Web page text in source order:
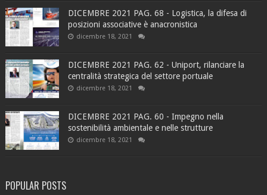
DICEMBRE 2021 PAG. 68 - Logistica, la difesa di
posizioni associative è anacronistica
dicembre 18, 2021
DICEMBRE 2021 PAG. 62 - Uniport, rilanciare la
centralità strategica del settore portuale
dicembre 18, 2021
DICEMBRE 2021 PAG. 60 - Impegno nella
sostenibilità ambientale e nelle strutture
dicembre 18, 2021
POPULAR POSTS